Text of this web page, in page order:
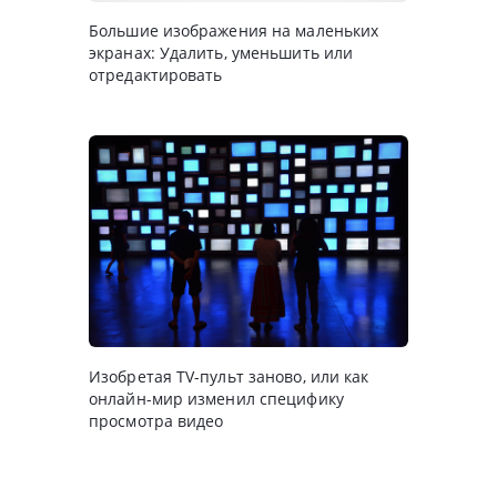
Большие изображения на маленьких
экранах: Удалить, уменьшить или
отредактировать
Изобретая TV-пульт заново, или как
онлайн-мир изменил специфику
просмотра видео